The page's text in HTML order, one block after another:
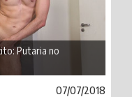
Putaria no
07/07/2018